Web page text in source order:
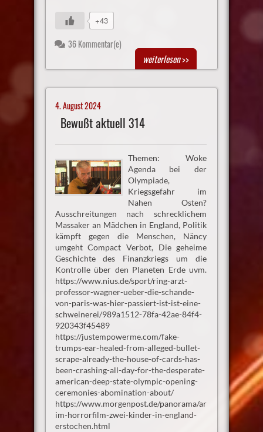
+43
36 Kommentar(e)
weiterlesen>>
4. August 2024
Bewußt aktuell 314
Themen: Woke
Agenda bei der
Olympiade,
Kriegsgefahr im
Nahen Osten?
Ausschreitungen nach schrecklichem
Massaker an Mädchen in England, Politik
kämpft gegen die Menschen, Näncy
umgeht Compact Verbot, Die geheime
Geschichte des Finanzkriegs um die
Kontrolle über den Planeten Erde uvm.
https://www.nius.de/sport/ring-arzt-
professor-wagner-ueber-die-schande-
von-paris-was-hier-passiert-ist-ist-eine-
schweinerei/989a1512-78fa-42ae-84f4-
920343f45489
https://justempowerme.com/fake-
trumps-ear-healed-from-alleged-bullet-
scrape-already-the-house-of-cards-has-
been-crashing-all-day-for-the-desperate-
american-deep-state-olympic-opening-
ceremonies-abomination-about/
https://www.morgenpost.de/panorama/
im-horrorfilm-zwei-kinder-in-england-
erstochen.html